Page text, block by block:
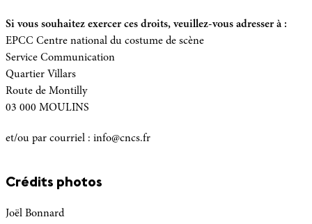
Si vous souhaitez exercer ces droits, veuillez-vous adresser à :
EPCC Centre national du costume de scène
Service Communication
Quartier Villars
Route de Montilly
03 000 MOULINS
et/ou par courriel : info@cncs.fr
Crédits photos
Joël Bonnard